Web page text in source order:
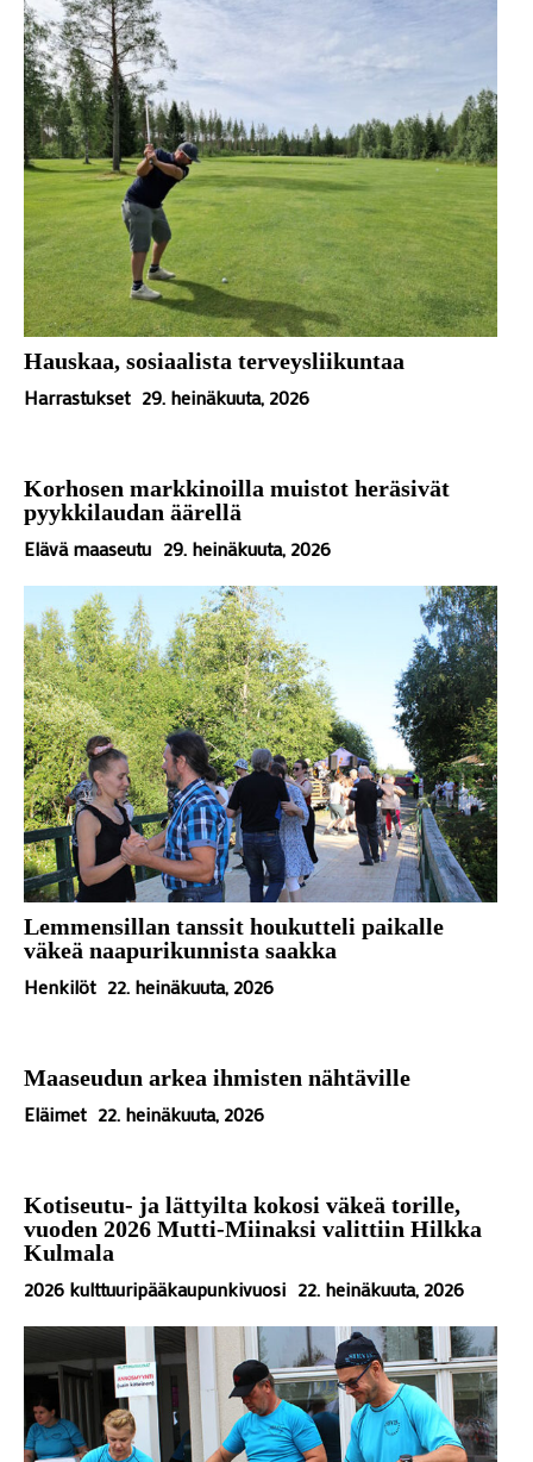
Hauskaa, sosiaalista terveysliikuntaa
Harrastukset 29. heinäkuuta, 2026
Korhosen markkinoilla muistot heräsivät
pyykkilaudan äärellä
Elävä maaseutu 29. heinäkuuta, 2026
Lemmensillan tanssit houkutteli paikalle
väkeä naapurikunnista saakka
Henkilöt 22. heinäkuuta, 2026
Maaseudun arkea ihmisten nähtäville
Eläimet 22. heinäkuuta, 2026
Kotiseutu- ja lättyilta kokosi väkeä torille,
vuoden 2026 Mutti-Miinaksi valittiin Hilkka
Kulmala
2026 kulttuuripääkaupunkivuosi 22. heinäkuuta, 2026